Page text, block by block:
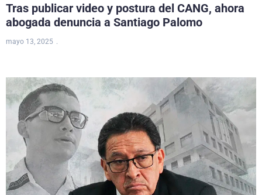
Tras publicar video y postura del CANG, ahora
abogada denuncia a Santiago Palomo
mayo 13, 2025